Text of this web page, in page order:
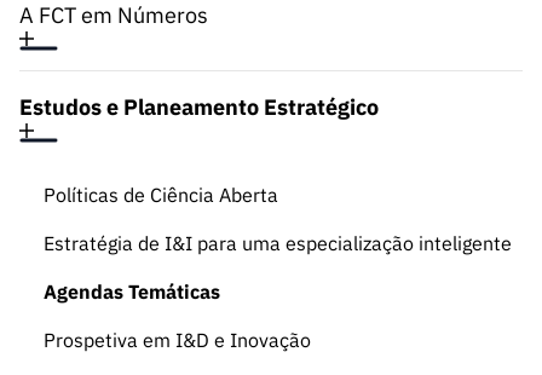
A FCT em Números
Estudos e Planeamento Estratégico
Políticas de Ciência Aberta
Estratégia de I&I para uma especialização inteligente
Agendas Temáticas
Prospetiva em I&D e Inovação